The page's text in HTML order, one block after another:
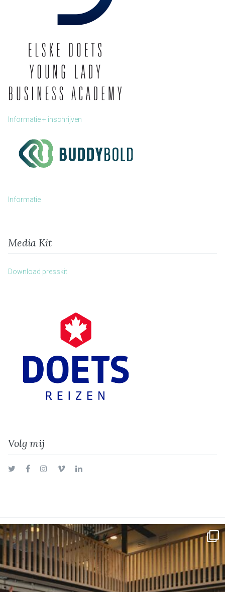
Informatie + inschrijven
Informatie
Media Kit
Download presskit
Volg mij
TwitterFacebookInstagram
VimeoLinkedIn